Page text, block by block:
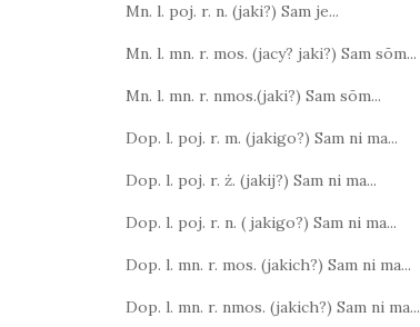
Mn. l. poj. r. n. (jaki?) Sam je...
Mn. l. mn. r. mos. (jacy? jaki?) Sam sōm...
Mn. l. mn. r. nmos.(jaki?) Sam sōm...
Dop. l. poj. r. m. (jakigo?) Sam ni ma...
Dop. l. poj. r. ż. (jakij?) Sam ni ma...
Dop. l. poj. r. n. ( jakigo?) Sam ni ma...
Dop. l. mn. r. mos. (jakich?) Sam ni ma...
Dop. l. mn. r. nmos. (jakich?) Sam ni ma...